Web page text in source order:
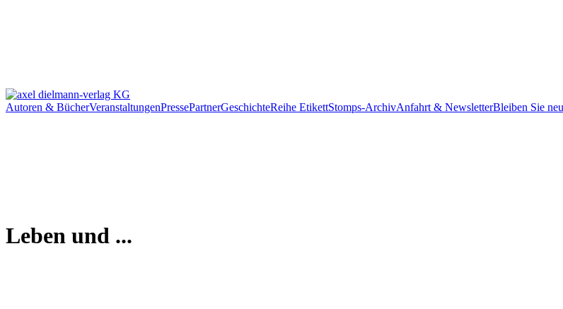
Autoren & BücherVeranstaltungenPressePartnerGeschichteReihe EtikettStomps-ArchivAnfahrt & NewsletterBleiben Sie
Leben und ...